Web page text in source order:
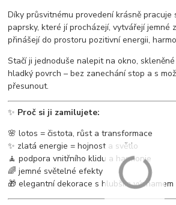
Díky průsvitnému provedení krásně pracuje
paprsky, které jí procházejí, vytvářejí jemné
přinášejí do prostoru pozitivní energii,
Stačí ji jednoduše nalepit na okno,
hladký povrch – bez zanechání stop a s
přesunout.
✨ Proč si ji zamilujete:
🌸 lotos = čistota, růst a transformace
✨ zlatá energie = hojnost a světlo
🧘 podpora vnitřního klidu a harmonie
🌈 jemné světelné efekty
🎁 elegantní dekorace s hlubším významem